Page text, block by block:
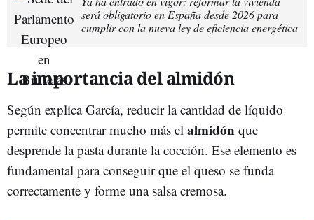
será obligatorio en España desde 2026 para
cumplir con la nueva ley de eficiencia energética
La importancia del almidón
Según explica García, reducir la cantidad de líquido
permite concentrar mucho más el almidón que
desprende la pasta durante la cocción. Ese elemento es
fundamental para conseguir que el queso se funda
correctamente y forme una salsa cremosa.